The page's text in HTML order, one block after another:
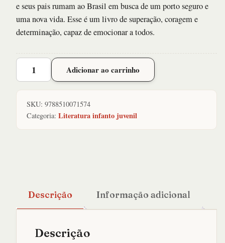
e seus pais rumam ao Brasil em busca de um porto seguro e
uma nova vida. Esse é um livro de superação, coragem e
determinação, capaz de emocionar a todos.
Haiti
quantidade
Adicionar ao carrinho
SKU: 9788510071574
Categoria: Literatura infanto juvenil
Descrição Informação adicional
Descrição